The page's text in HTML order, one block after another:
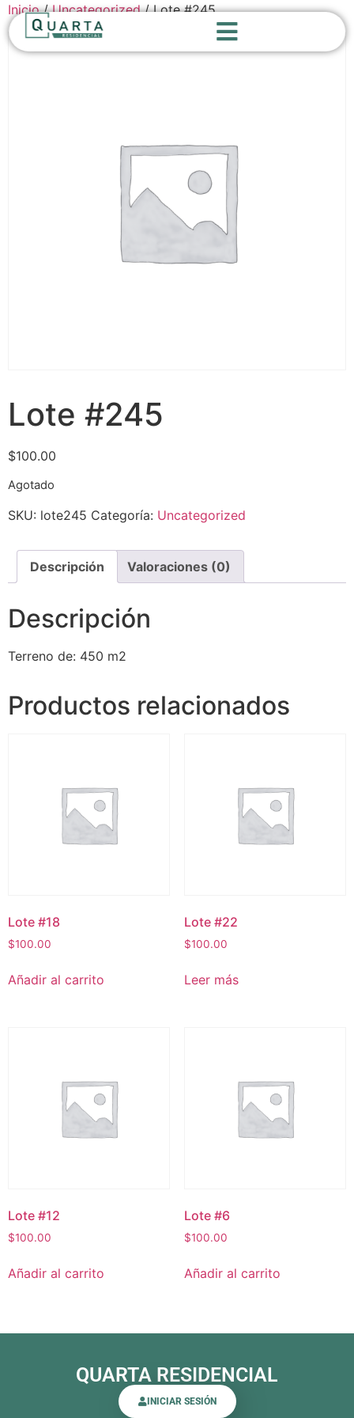
Inicio/Uncategorized/ Lote #245
Lote #245
$100.00
Agotado
SKU: lote245 Categoría: Uncategorized
Descripción Valoraciones (0)
Descripción
Terreno de: 450 m2
Productos relacionados
Lote #18
$100.00
Añadir al carrito
Lote #22
$100.00
Leer más
Lote #12
$100.00
Añadir al carrito
Lote #6
$100.00
Añadir al carrito
QUARTA RESIDENCIAL
INICIAR SESIÓN